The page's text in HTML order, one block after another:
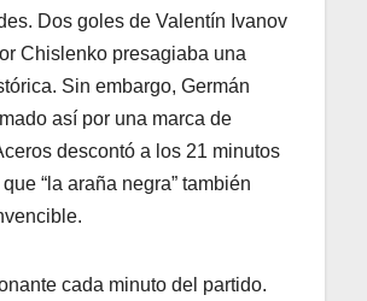
Dos goles de Valentín Ivanov
Chislenko presagiaba una
Sin embargo, Germán
así por una marca de
descontó a los 21 minutos
“la araña negra” también
cada minuto del partido.